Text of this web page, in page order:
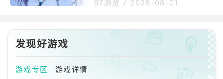
asengle株式会社）谨此告知，
e/GrandOrder》（以下简称FG
型 预计2027年6月贩售
rder》，将从者「谜之AlterEg
o・Λ」以第二再临造型立体化。
由Flare推出的涂装完成品模型，
服装、荷叶边与蝴蝶结呈现细腻
97浏览 / 2026-08-01
发现好游戏
游戏专区 游戏详情